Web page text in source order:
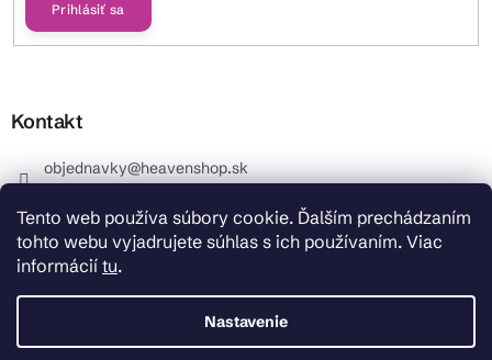
Tento web používa súbory cookie. Ďalším prechádzaním
tohto webu vyjadrujete súhlas s ich používaním. Viac
informácií tu.
Nastavenie
Prihlásiť sa
Kontakt
objednavky@heavenshop.sk
_Info objednávky : +421 914 399 399 Pracovné dni od
8.00 hod. do 12.00 . REKLAMÁCIE : +421 914 399 399
HeavenShop.sk
HeavenShop.sk